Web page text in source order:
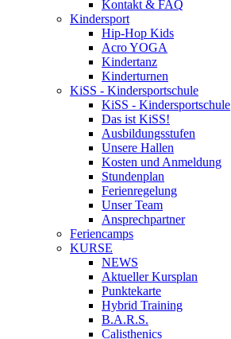
Kontakt & FAQ
Kindersport
Hip-Hop Kids
Acro YOGA
Kindertanz
Kinderturnen
KiSS - Kindersportschule
KiSS - Kindersportschule
Das ist KiSS!
Ausbildungsstufen
Unsere Hallen
Kosten und Anmeldung
Stundenplan
Ferienregelung
Unser Team
Ansprechpartner
Feriencamps
KURSE
NEWS
Aktueller Kursplan
Punktekarte
Hybrid Training
B.A.R.S.
Calisthenics